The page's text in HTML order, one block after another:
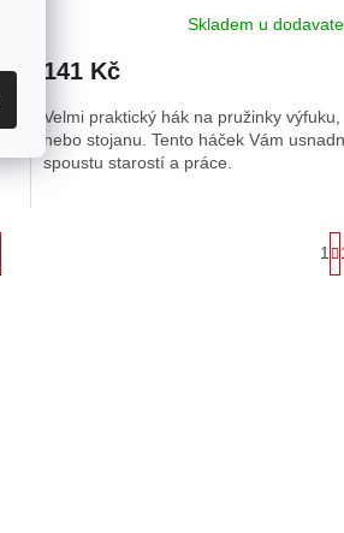
produktu
4,7
z
5
Skladem u
141 Kč
Velmi praktický hák na pružinky výfuku,
nebo stojanu. Tento háček Vám
spoustu starostí a práce.
1